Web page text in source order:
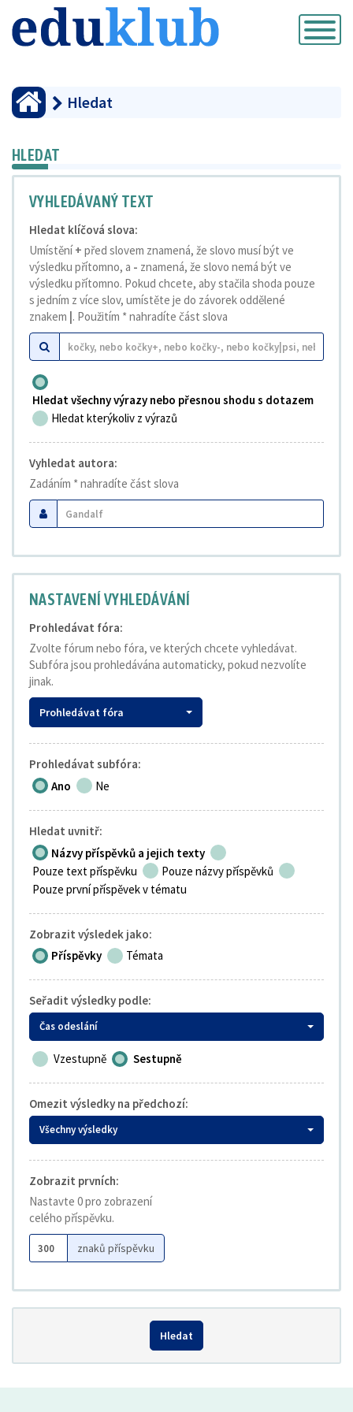
Přepnout
navigaci
Hledat
HLEDAT
VYHLEDÁVANÝ TEXT
Hledat klíčová slova:
Umístění+ před slovem znamená, že slovo musí být ve
výsledku přítomno, a - znamená, že slovo nemá být ve
výsledku přítomno. Pokud chcete, aby stačila shoda pouze
s jedním z více slov, umístěte je do závorek oddělené
znakem |. Použitím * nahradíte část slova
Hledat všechny výrazy nebo přesnou shodu s dotazem
Hledat kterýkoliv z výrazů
Vyhledat autora:
Zadáním * nahradíte část slova
NASTAVENÍ VYHLEDÁVÁNÍ
Prohledávat fóra:
Zvolte fórum nebo fóra, ve kterých chcete vyhledávat.
Subfóra jsou prohledávána automaticky, pokud nezvolíte
jinak.
Prohledávat fóra
Prohledávat subfóra:
Ano
Ne
Hledat uvnitř:
Názvy příspěvků a jejich texty
Pouze text příspěvku
Pouze názvy příspěvků
Pouze první příspěvek v tématu
Zobrazit výsledek jako:
Příspěvky
Témata
Seřadit výsledky podle:
Čas odeslání
Vzestupně Sestupně
Omezit výsledky na předchozí:
Všechny výsledky
Zobrazit prvních:
Nastavte 0 pro zobrazení
celého příspěvku.
znaků příspěvku
Hledat